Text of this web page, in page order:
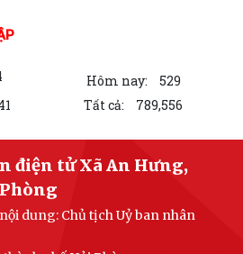
Hôm nay:
529
Tất cả: 789,556
điện tử Xã An Hưng,
dung: Chủ tịch Uỷ ban nhân